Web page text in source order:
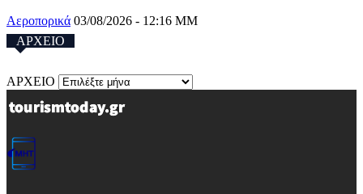
Αεροπορικά 03/08/2026 - 12:16 ΜΜ
ΑΡΧΕΙΟ
ΑΡΧΕΙΟ